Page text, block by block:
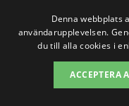
Mora
Borlänge
Denna webbplats
användarupplevelsen.
du till alla cookies i
ACCEPTERA